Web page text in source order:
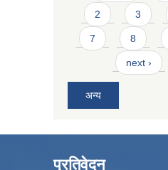
2 3
7 8
next ›
अन्य
प्रतिवेदन